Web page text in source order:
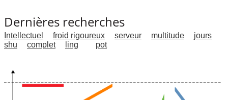
Dernières recherches
Intellectuel froid rigoureux serveur multitude
jours
shu
complet ling pot